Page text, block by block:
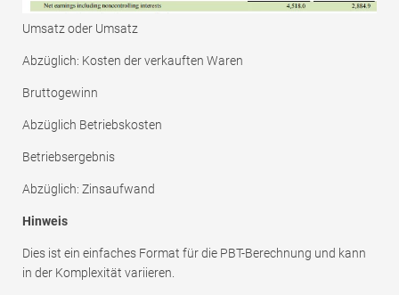
Umsatz oder Umsatz
Abzüglich: Kosten der verkauften Waren
Bruttogewinn
Abzüglich Betriebskosten
Betriebsergebnis
Abzüglich: Zinsaufwand
Hinweis
Dies ist ein einfaches Format für die PBT-Berechnung und kann
in der Komplexität variieren.